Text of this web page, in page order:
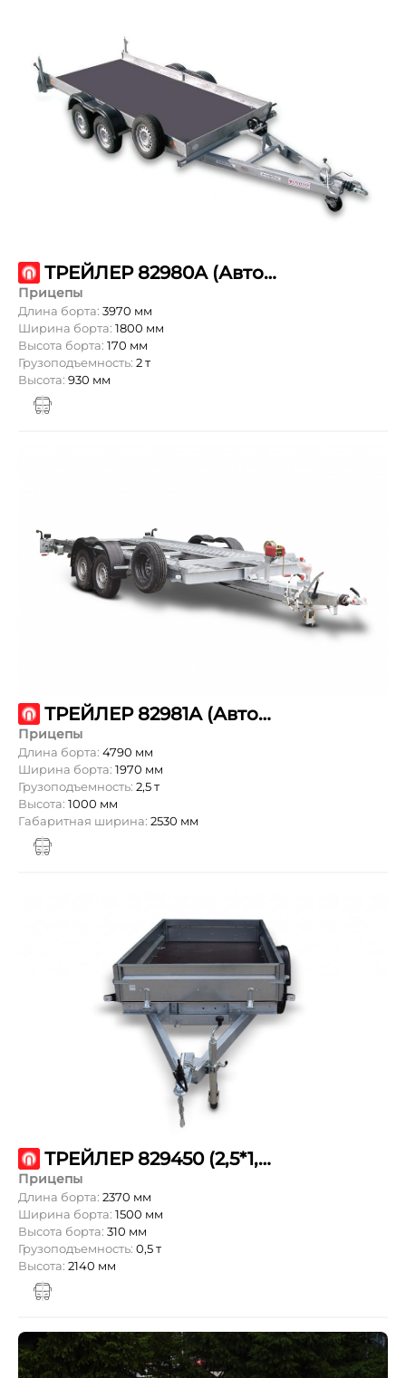
ТРЕЙЛЕР 82980А (Автовоз)
Прицепы
Длина борта: 3970 мм
Ширина борта: 1800 мм
Высота борта: 170 мм
Грузоподъемность: 2 т
Высота: 930 мм
ТРЕЙЛЕР 82981А (Автовоз)
Прицепы
Длина борта: 4790 мм
Ширина борта: 1970 мм
Грузоподъемность: 2,5 т
Высота: 1000 мм
Габаритная ширина: 2530 мм
ТРЕЙЛЕР 829450 (2,5*1,5 ПРОРАБ)
Прицепы
Длина борта: 2370 мм
Ширина борта: 1500 мм
Высота борта: 310 мм
Грузоподъемность: 0,5 т
Высота: 2140 мм